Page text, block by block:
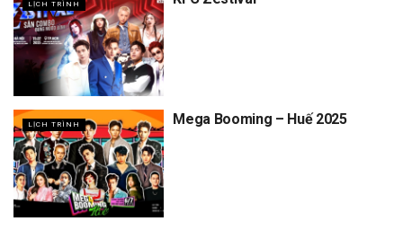
LỊCH TRÌNH
LỊCH TRÌNH Mega Booming – Huế 2025